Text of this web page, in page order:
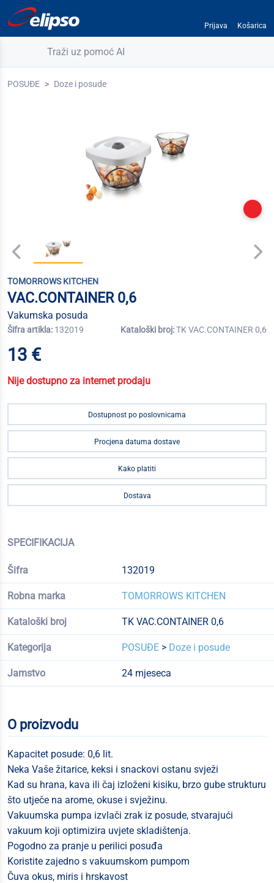
Prijava Košarica
Traži uz pomoć AI
POSUĐE Doze i posude
TOMORROWS KITCHEN
VAC.CONTAINER 0,6
Vakumska posuda
Šifra artikla: 132019 Kataloški broj:TK VAC.CONTAINER 0,6
13 €
Nije dostupno za internet prodaju
Dostupnost po poslovnicama
Procjena datuma dostave
Kako platiti
Dostava
SPECIFIKACIJA
Šifra 132019
Robna marka TOMORROWS KITCHEN
Kataloški broj TK VAC.CONTAINER 0,6
Kategorija POSUĐE> Doze i posude
Jamstvo 24 mjeseca
O proizvodu
Kapacitet posude: 0,6 lit.
Neka Vaše žitarice, keksi i snackovi ostanu svježi
Kad su hrana, kava ili čaj izloženi kisiku, brzo gube strukturu
što utječe na arome, okuse i svježinu.
Vakuumska pumpa izvlači zrak iz posude, stvarajući
vakuum koji optimizira uvjete skladištenja.
Pogodno za pranje u perilici posuđa
Koristite zajedno s vakuumskom pumpom
Čuva okus, miris i hrskavost